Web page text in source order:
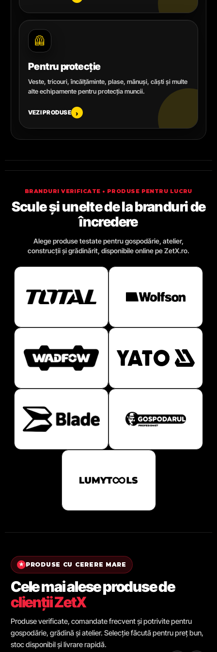
🦺
Pentru protecție
Veste, tricouri, încălțăminte, plase, mănuși, căști și multe
alte echipamente pentru protecția muncii.
VEZI PRODUSE ›
BRANDURI VERIFICATE • PRODUSE PENTRU LUCRU
Scule și unelte de la branduri de
încredere
Alege produse testate pentru gospodărie, atelier,
construcții și grădinărit, disponibile online pe ZetX.ro.
★ PRODUSE CU CERERE MARE
Cele mai alese produse de
clienții ZetX
Produse verificate, comandate frecvent și potrivite pentru
gospodărie, grădină și atelier. Selecție făcută pentru preț bun,
stoc disponibil și livrare rapidă.